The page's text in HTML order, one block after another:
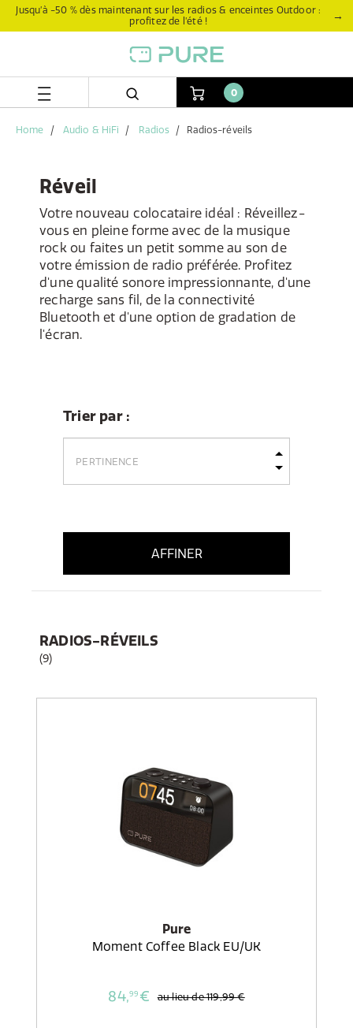
Aller
AllerJusqu’à -50 % dès maintenant sur les radios & enceintes Outdoor :
profitez de l’été !
→
0
Home Audio & HiFi Radios Radios-réveils
Réveil
Votre nouveau colocataire idéal : Réveillez-
vous en pleine forme avec de la musique
rock ou faites un petit somme au son de
votre émission de radio préférée. Profitez
d'une qualité sonore impressionnante, d'une
recharge sans fil, de la connectivité
Bluetooth et d'une option de gradation de
l'écran.
Trier par :
AFFINER
RADIOS-RÉVEILS
(9)
Pure
Moment Coffee Black EU/UK
84,99 € au lieu de119,99 €